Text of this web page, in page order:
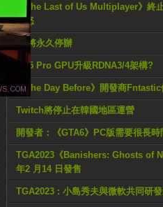
《The Last of Us Multiplayer》終
憤怒
E3將永久停辦
PS5 Pro GPU升級RDNA3/4架構?
《The Day Before》開發商Fntastic
Twitch將停止在韓國地區運營
開發者：《GTA6》PC版需要很長時
TGA2023《Banishers: Ghosts of
年2 月14 日發售
TGA2023 : 小島秀夫與微軟共同研